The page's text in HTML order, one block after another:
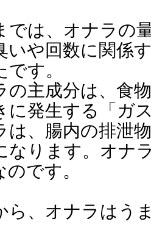
では、オナラの
いや回数に関係
です。
の主成分は、食
に発生する「ガ
は、腸内の排泄
なります。オナ
のです。
ら、オナラはう